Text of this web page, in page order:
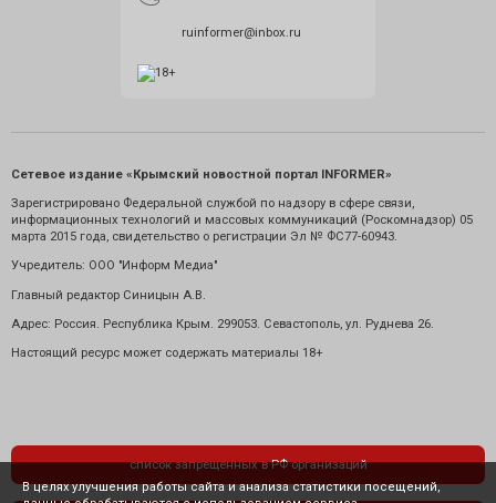
ruinformer@inbox.ru
Сетевое издание «Крымский новостной портал INFORMER»
Зарегистрировано Федеральной службой по надзору в сфере связи,
информационных технологий и массовых коммуникаций (Роскомнадзор) 05
марта 2015 года, свидетельство о регистрации Эл № ФС77-60943.
Учредитель: ООО "Информ Медиа"
Главный редактор Синицын А.В.
Адрес: Россия. Республика Крым. 299053. Севастополь, ул. Руднева 26.
Настоящий ресурс может содержать материалы 18+
список запрещенных в РФ организаций
В целях улучшения работы сайта и анализа статистики посещений,